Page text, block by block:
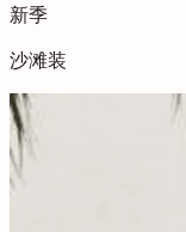
新季
沙滩装